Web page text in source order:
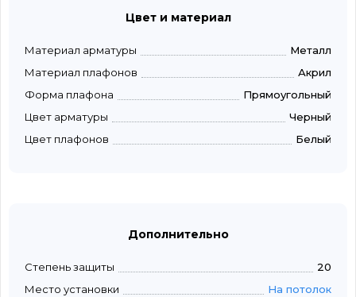
Цвет и материал
Материал арматуры
Металл
Материал плафонов
Акрил
Форма плафона
Прямоугольный
Цвет арматуры
Черный
Цвет плафонов
Белый
Дополнительно
Степень защиты
20
Место установки
На потолок